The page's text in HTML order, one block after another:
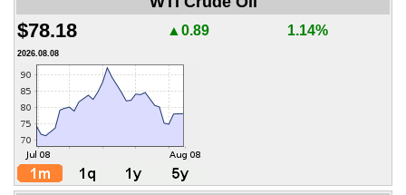
$78.18 ▲0.89 1.14%
2026.08.08